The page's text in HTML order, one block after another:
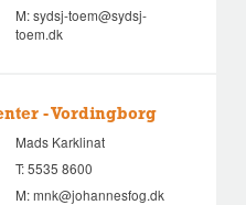
M:sydsj-toem@sydsj-
toem.dk
- Vordingborg
Mads Karklinat
T:5535 8600
M:mnk@johannesfog.dk